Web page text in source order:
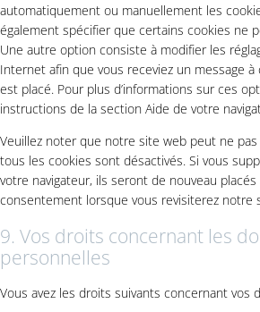
automatiquement ou manuellement les
également spécifier que certains cookies ne
Une autre option consiste à modifier les
Internet afin que vous receviez un message à
est placé. Pour plus d’informations sur ces
instructions de la section Aide de votre
Veuillez noter que notre site web peut ne
tous les cookies sont désactivés. Si vous
votre navigateur, ils seront de nouveau
consentement lorsque vous revisiterez notre
9. Vos droits concernant les
personnelles
Vous avez les droits suivants concernant vos